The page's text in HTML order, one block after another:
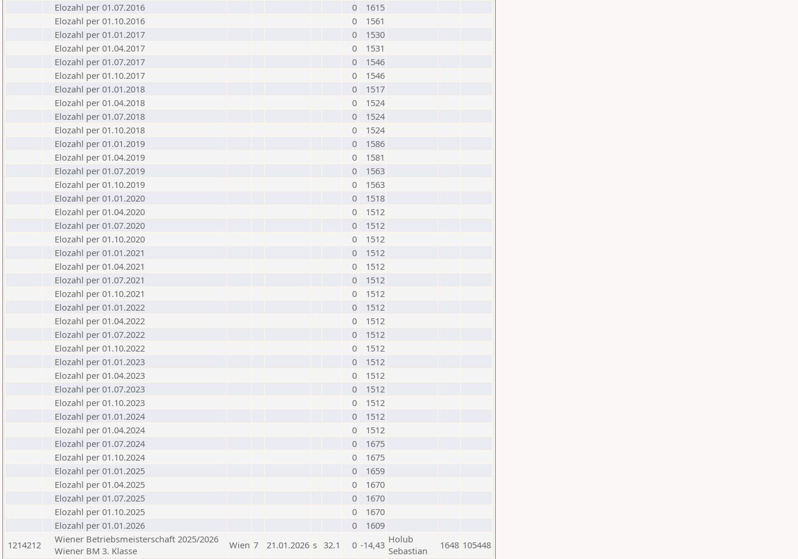
Elozahl per 01.07.2016
0
1615
Elozahl per 01.10.2016
0
1561
Elozahl per 01.01.2017
0
1530
Elozahl per 01.04.2017
0
1531
Elozahl per 01.07.2017
0
1546
Elozahl per 01.10.2017
0
1546
Elozahl per 01.01.2018
0
1517
Elozahl per 01.04.2018
0
1524
Elozahl per 01.07.2018
0
1524
Elozahl per 01.10.2018
0
1524
Elozahl per 01.01.2019
0
1586
Elozahl per 01.04.2019
0
1581
Elozahl per 01.07.2019
0
1563
Elozahl per 01.10.2019
0
1563
Elozahl per 01.01.2020
0
1518
Elozahl per 01.04.2020
0
1512
Elozahl per 01.07.2020
0
1512
Elozahl per 01.10.2020
0
1512
Elozahl per 01.01.2021
0
1512
Elozahl per 01.04.2021
0
1512
Elozahl per 01.07.2021
0
1512
Elozahl per 01.10.2021
0
1512
Elozahl per 01.01.2022
0
1512
Elozahl per 01.04.2022
0
1512
Elozahl per 01.07.2022
0
1512
Elozahl per 01.10.2022
0
1512
Elozahl per 01.01.2023
0
1512
Elozahl per 01.04.2023
0
1512
Elozahl per 01.07.2023
0
1512
Elozahl per 01.10.2023
0
1512
Elozahl per 01.01.2024
0
1512
Elozahl per 01.04.2024
0
1512
Elozahl per 01.07.2024
0
1675
Elozahl per 01.10.2024
0
1675
Elozahl per 01.01.2025
0
1659
Elozahl per 01.04.2025
0
1670
Elozahl per 01.07.2025
0
1670
Elozahl per 01.10.2025
0
1670
Elozahl per 01.01.2026
0
1609
1214212
Wiener Betriebsmeisterschaft 2025/2026
Wiener BM 3. Klasse
Wien 7 21.01.2026 s 32.1 0 -14,43 Holub
Sebastian
1648 105448